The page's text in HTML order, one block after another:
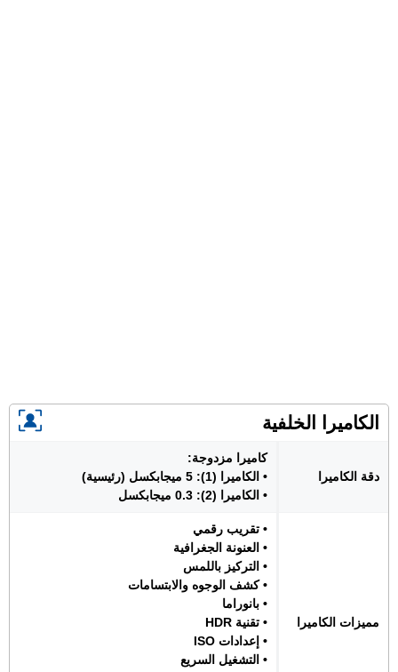
الكاميرا الخلفية
دقة الكاميرا
كاميرا مزدوجة:
• الكاميرا (1): 5 ميجابكسل (رئيسية)
• الكاميرا (2): 0.3 ميجابكسل
مميزات الكاميرا
• تقريب رقمي
• العنونة الجغرافية
• التركيز باللمس
• كشف الوجوه والابتسامات
• بانوراما
• تقنية HDR
• إعدادات ISO
• التشغيل السريع